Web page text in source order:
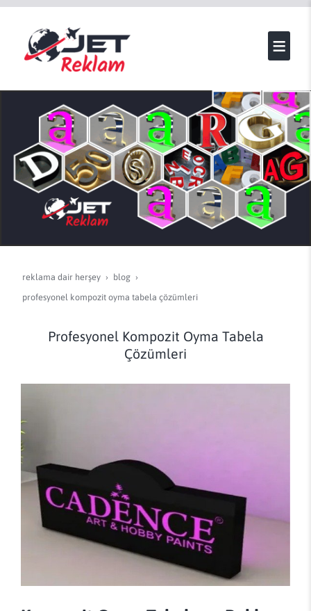
reklama dair herşey
blog
profesyonel kompozit oyma tabela çözümleri
Profesyonel Kompozit Oyma Tabela
Çözümleri